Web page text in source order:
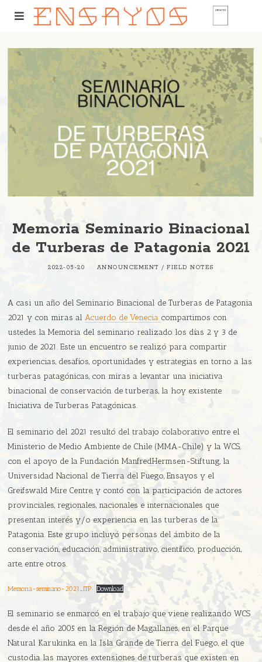
Memoria Seminario Binacional
de Turberas de Patagonia 2021
2022-05-20 ANNOUNCEMENT / FIELD NOTES
A casi un año del Seminario Binacional de Turberas de Patagonia
2021 y con miras alAcuerdo de Venecia compartimos con
ustedes la Memoria del seminario realizado los días 2 y 3 de
junio de 2021. Este un encuentro se realizó para compartir
experiencias, desafíos, oportunidades y estrategias en torno a las
turberas patagónicas, con miras a levantar una iniciativa
binacional de conservación de turberas, la hoy existente
Iniciativa de Turberas Patagónicas.
El seminario del 2021 resultó del trabajo colaborativo entre el
Ministerio de Medio Ambiente de Chile (MMA-Chile) y la WCS,
con el apoyo de la Fundación ManfredHermsen-Stiftung, la
Universidad Nacional de Tierra del Fuego, Ensayos y el
Greifswald Mire Centre, y contó con la participación de actores
provinciales, regionales, nacionales e internacionales que
presentan interés y/o experiencia en las turberas de la
Patagonia. Este grupo incluyó personas del ámbito de la
conservación, educación, administrativo, científico, producción,
arte, entre otros.
Memoria-seminario-2021_ITP Download
El seminario se enmarcó en el trabajo que viene realizando WCS
desde el año 2005 en la Región de Magallanes, en el Parque
Natural Karukinka en la Isla Grande de Tierra del Fuego, el que
custodia las mayores extensiones de turberas que existen en